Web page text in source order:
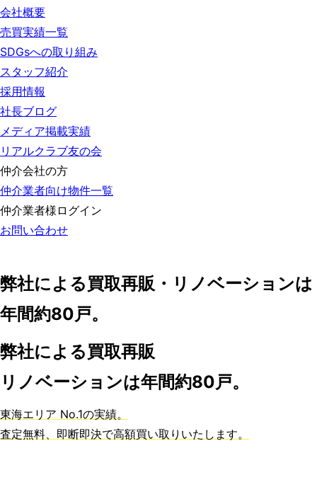
会社概要
売買実績一覧
SDGsへの取り組み
スタッフ紹介
採用情報
社長ブログ
メディア掲載実績
リアルクラブ友の会
仲介会社の方
仲介業者向け物件一覧
仲介業者様ログイン
お問い合わせ
弊社による買取再販・リノベーションは
年間約80戸。
弊社による買取再販
リノベーションは年間約80戸。
東海エリア No.1の実績。
査定無料、即断即決で高額買い取りいたします。